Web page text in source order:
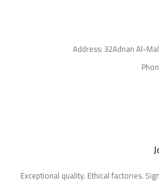
Address: 32Adnan Al-
Exceptional quality. Ethical factories.